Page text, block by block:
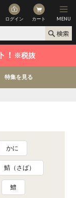
ログイン カート MENU
！ ※税抜
特集を見る
かに
鯖（さば）
鱧